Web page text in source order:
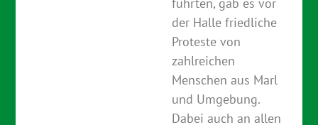
führten, gab es vor
der Halle friedliche
Proteste von
zahlreichen
Menschen aus Marl
und Umgebung.
Dabei auch an allen